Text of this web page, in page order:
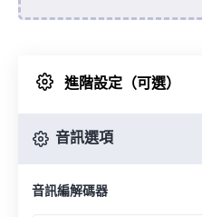
來自
進階設定（可選）
音訊選項
音訊編解碼器